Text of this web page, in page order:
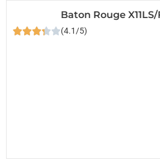
Baton Rouge X11LS/
(4.1/5)